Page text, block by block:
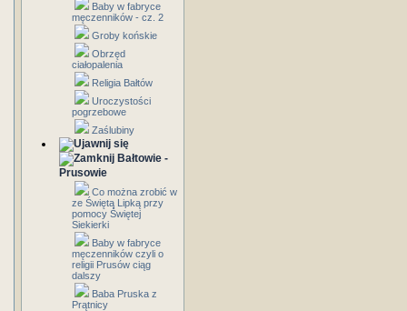
Baby w fabryce
męczenników - cz. 2
Groby końskie
Obrzęd
ciałopalenia
Religia Bałtów
Uroczystości
pogrzebowe
Zaślubiny
Bałtowie -
Prusowie
Co można zrobić w
ze Świętą Lipką przy
pomocy Świętej
Siekierki
Baby w fabryce
męczenników czyli o
religii Prusów ciąg
dalszy
Baba Pruska z
Prątnicy